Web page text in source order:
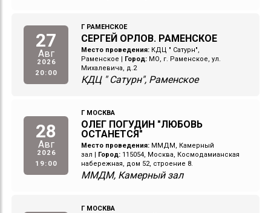
27
Авг
2026
20:00
Г РАМЕНСКОЕ
СЕРГЕЙ ОРЛОВ. РАМЕНСКОЕ
Место проведения: КДЦ " Сатурн",
Раменское | Город: МО, г. Раменское, ул.
Михалевича, д.2
КДЦ " Сатурн", Раменское
28
Авг
2026
19:00
Г МОСКВА
ОЛЕГ ПОГУДИН "ЛЮБОВЬ
ОСТАНЕТСЯ"
Место проведения: ММДМ, Камерный
зал | Город: 115054, Москва, Космодамианская
набережная, дом 52, строение 8.
ММДМ, Камерный зал
Г МОСКВА